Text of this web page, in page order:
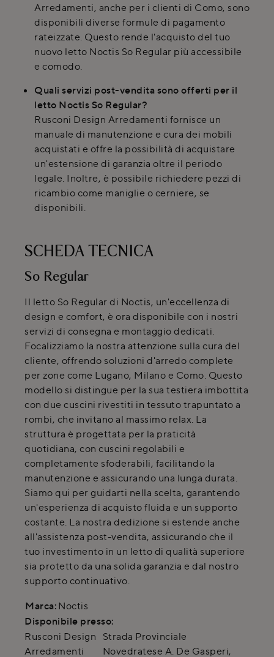
Arredamenti, anche per i clienti di Como, sono
disponibili diverse formule di pagamento
rateizzate. Questo rende l'acquisto del tuo
nuovo letto Noctis So Regular più accessibile
e comodo.
Quali servizi post-vendita sono offerti per il
letto Noctis So Regular?
Rusconi Design Arredamenti fornisce un
manuale di manutenzione e cura dei mobili
acquistati e offre la possibilità di acquistare
un'estensione di garanzia oltre il periodo
legale. Inoltre, è possibile richiedere pezzi di
ricambio come maniglie o cerniere, se
disponibili.
SCHEDA TECNICA
So Regular
Il letto So Regular di Noctis, un'eccellenza di
design e comfort, è ora disponibile con i nostri
servizi di consegna e montaggio dedicati.
Focalizziamo la nostra attenzione sulla cura del
cliente, offrendo soluzioni d'arredo complete
per zone come Lugano, Milano e Como. Questo
modello si distingue per la sua testiera imbottita
con due cuscini rivestiti in tessuto trapuntato a
rombi, che invitano al massimo relax. La
struttura è progettata per la praticità
quotidiana, con cuscini regolabili e
completamente sfoderabili, facilitando la
manutenzione e assicurando una lunga durata.
Siamo qui per guidarti nella scelta, garantendo
un'esperienza di acquisto fluida e un supporto
costante. La nostra dedizione si estende anche
all'assistenza post-vendita, assicurando che il
tuo investimento in un letto di qualità superiore
sia protetto da una solida garanzia e dal nostro
supporto continuativo.
Marca: Noctis
Disponibile presso:
Rusconi Design
Arredamenti
Strada Provinciale
Novedratese A. De Gasperi,